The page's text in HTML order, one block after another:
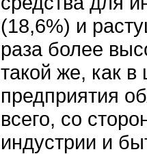
(18,6%) и
раза более
такой же, как
предприятия
всего, со
индустрии и